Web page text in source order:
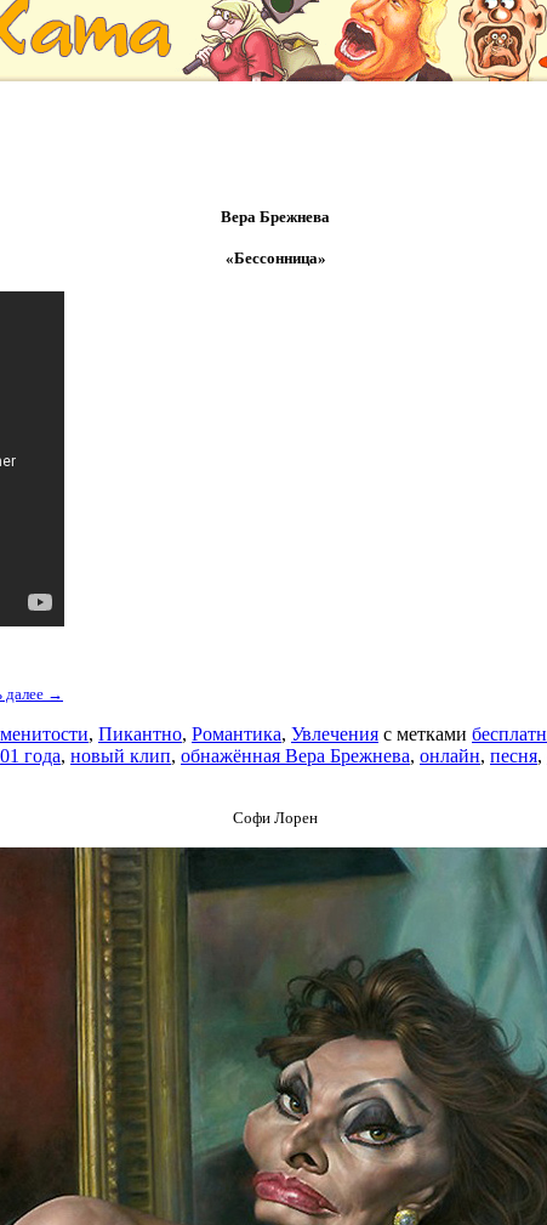
Вера Брежнева
«Бессонница»
далее →
, Пикантно, Романтика, Увлечения с метками
года, новый клип, обнажённая Вера Брежнева, онлайн, песня,
Софи Лорен